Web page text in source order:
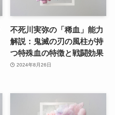
不死川実弥の「稀血」能力
解説：鬼滅の刃の風柱が持
つ特殊血の特徴と戦闘効果
2024年8月26日